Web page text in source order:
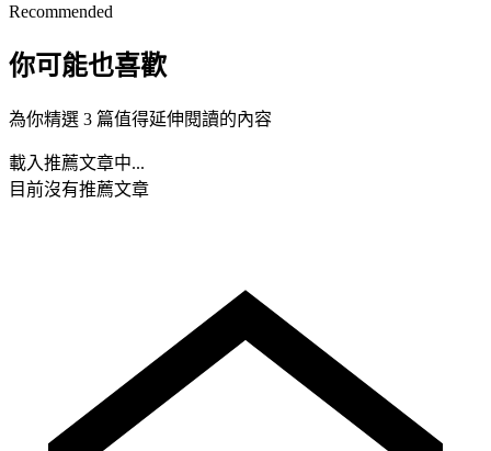
Recommended
你可能也喜歡
為你精選 3 篇值得延伸閱讀的內容
載入推薦文章中...
目前沒有推薦文章